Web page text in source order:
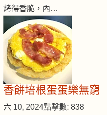
烤得香脆，內…
香餅培根蛋蛋樂無窮
六 10, 2024點擊數: 838